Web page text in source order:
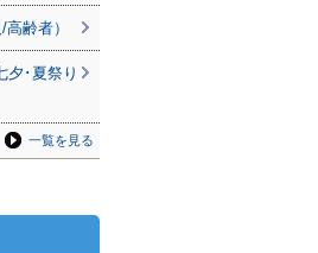
齢者）
夕･夏祭り
一覧を見る